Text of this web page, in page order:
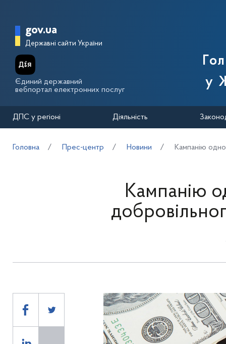
Головна сторінка Державної
gov.ua
Державні сайти України
Єдиний державний
вебпортал електронних послуг
у
ДПС у регіоні Діяльність
Головна Прес-центр Новини Кампанію
Кампанію